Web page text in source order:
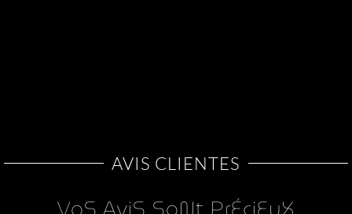
page
produit
page
produit
AVIS CLIENTES